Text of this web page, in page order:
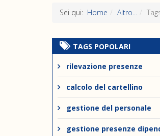
Sei qui: Home Altro...
TAGS POPOLARI
rilevazione presenze
calcolo del cartellino
gestione del personale
gestione presenze